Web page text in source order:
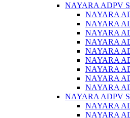
NAYARA ADPV
NAYARA
NAYARA
NAYARA
NAYARA
NAYARA
NAYARA
NAYARA
NAYARA
NAYARA
NAYARA ADPV
NAYARA
NAYARA